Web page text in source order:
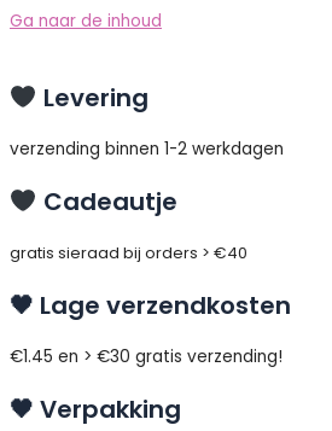
Ga naar de inhoud
Levering
verzending binnen 1-2 werkdagen
Cadeautje
gratis sieraad bij orders > €40
🖤 Lage verzendkosten
€1.45 en > €30 gratis verzending!
🖤 Verpakking